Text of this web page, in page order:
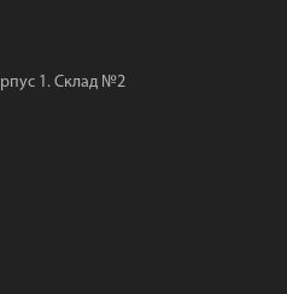
1. Склад №2